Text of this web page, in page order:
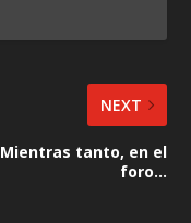
NEXT
Mientras tanto, en el
foro…